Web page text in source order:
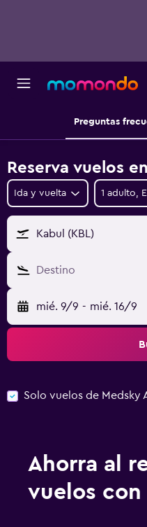
Preguntas
Reserva vuelos
Ida y vuelta 1 adulto,
Kabul (KBL)
Destino
mié. 9/9 - mié. 16/9
Solo vuelos de Medsky
Ahorra al
vuelos